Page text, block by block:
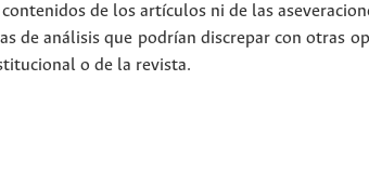
de los artículos ni de las
de análisis que podrían discrepar con otras
o de la revista.